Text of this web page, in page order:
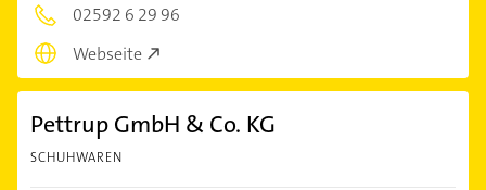
02592 6 29 96
Webseite
Pettrup GmbH & Co. KG
SCHUHWAREN